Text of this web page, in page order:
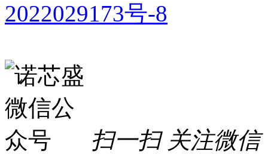
2022029173号-8
扫一扫 关注微信